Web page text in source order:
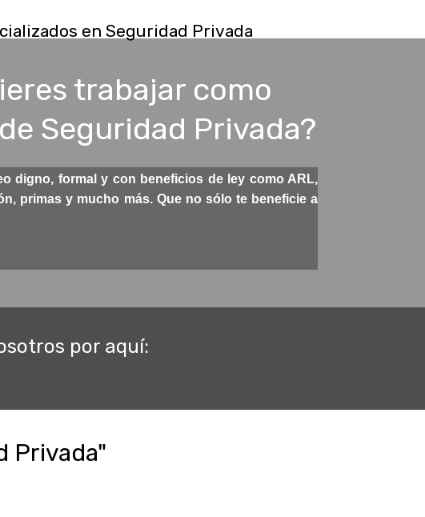
en Seguridad Privada
trabajar como
Seguridad Privada?
digno, formal y con beneficios de ley como ARL,
primas y mucho más. Que no sólo te beneficie a
por aquí:
Privada"